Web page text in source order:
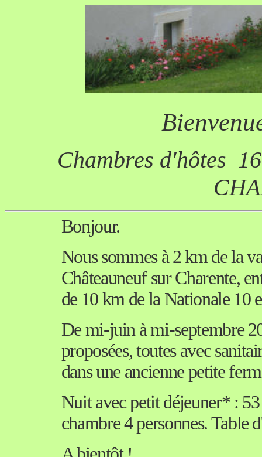
Chambres d'hôtes
Bonjour.
Nous sommes à 2 km de la
Châteauneuf sur Charente,
de 10 km de la Nationale 10
De mi-juin à mi-septembre
proposées, toutes avec
dans une ancienne petite
Nuit avec petit déjeuner* :
chambre 4 personnes. Table